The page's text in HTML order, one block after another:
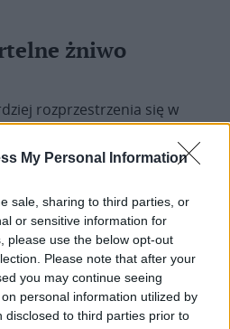
My Personal Information
sale, sharing to third parties, or
or sensitive information for
please use the below opt-out
Please note that after your
you may continue seeing
personal information utilized by
disclosed to third parties prior to
żniwo
rozprzestrzenia się w
Konga. Nigdy wcześniej ta
afrykańskim kraju tak
Czerwony Krzyż
1 2